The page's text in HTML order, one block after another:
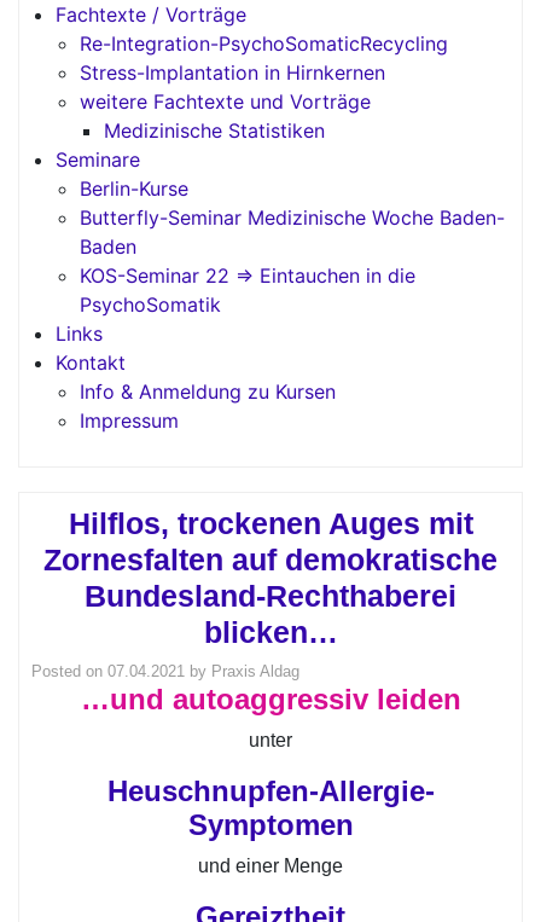
Fachtexte / Vorträge
Re-Integration-PsychoSomaticRecycling
Stress-Implantation in Hirnkernen
weitere Fachtexte und Vorträge
Medizinische Statistiken
Seminare
Berlin-Kurse
Butterfly-Seminar Medizinische Woche Baden-
Baden
KOS-Seminar 22 => Eintauchen in die
PsychoSomatik
Links
Kontakt
Info & Anmeldung zu Kursen
Impressum
Hilflos, trockenen Auges mit
Zornesfalten auf demokratische
Bundesland-Rechthaberei
blicken…
Posted on 07.04.2021 by Praxis Aldag
…und autoaggressiv leiden
unter
Heuschnupfen-Allergie-
Symptomen
und einer Menge